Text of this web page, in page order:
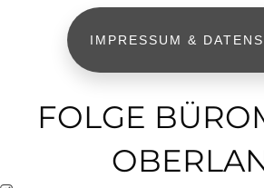
IMPRESSUM &
FOLGE